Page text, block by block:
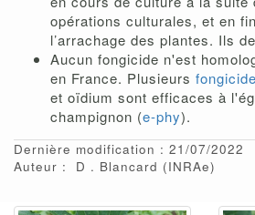
opérations culturales, et en
l’arrachage des plantes. Ils
Aucun fongicide n'est
en France. Plusieurs
et oïdium sont efficaces à
champignon (e-phy).
Dernière modification : 21/07/2022
Auteur :
D Blancard (INRAe)